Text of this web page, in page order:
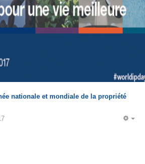
nationale et mondiale de la propriété